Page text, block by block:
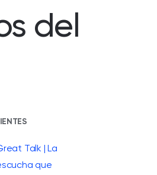
del
Talk | La
que